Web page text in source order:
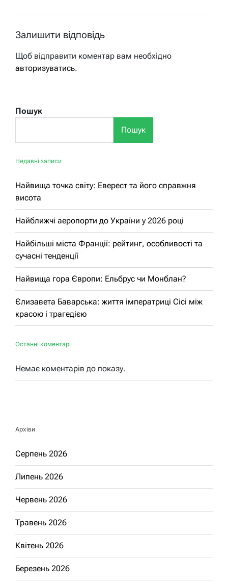
Залишити відповідь
Щоб відправити коментар вам необхідно
авторизуватись.
Пошук
Пошук
Недавні записи
Найвища точка світу: Еверест та його справжня
висота
Найближчі аеропорти до України у 2026 році
Найбільші міста Франції: рейтинг, особливості та
сучасні тенденції
Найвища гора Європи: Ельбрус чи Монблан?
Єлизавета Баварська: життя імператриці Сісі між
красою і трагедією
Останні коментарі
Немає коментарів до показу.
Архіви
Серпень 2026
Липень 2026
Червень 2026
Травень 2026
Квітень 2026
Березень 2026